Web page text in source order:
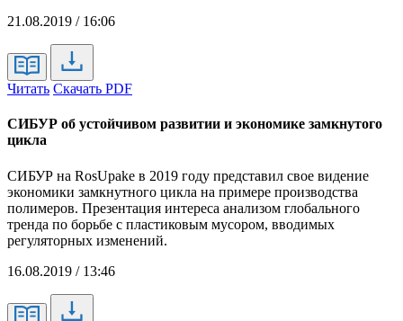
21.08.2019 / 16:06
Читать Скачать PDF
СИБУР об устойчивом развитии и экономике замкнутого
цикла
СИБУР на RosUpake в 2019 году представил свое видение
экономики замкнутного цикла на примере производства
полимеров. Презентация интереса анализом глобального
тренда по борьбе с пластиковым мусором, вводимых
регуляторных изменений.
16.08.2019 / 13:46